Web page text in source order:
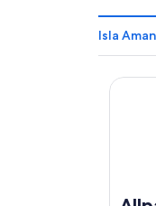
Uma pequena
Isla